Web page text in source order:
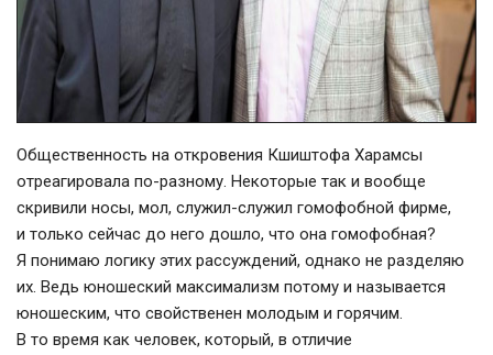
Общественность на откровения Кшиштофа Харамсы
отреагировала по-разному. Некоторые так и вообще
скривили носы, мол, служил-служил гомофобной фирме,
и только сейчас до него дошло, что она гомофобная?
Я понимаю логику этих рассуждений, однако не разделяю
их. Ведь юношеский максимализм потому и называется
юношеским, что свойственен молодым и горячим.
В то время как человек, который, в отличие